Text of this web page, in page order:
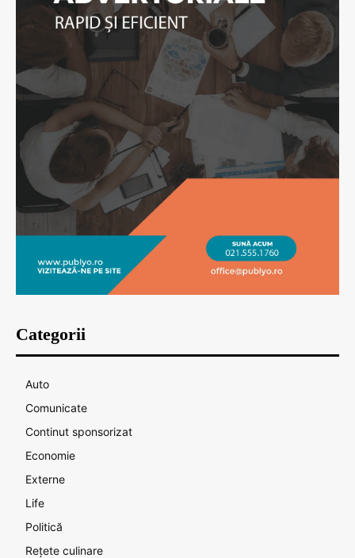
Categorii
Auto
Comunicate
Continut sponsorizat
Economie
Externe
Life
Politică
Rețete culinare